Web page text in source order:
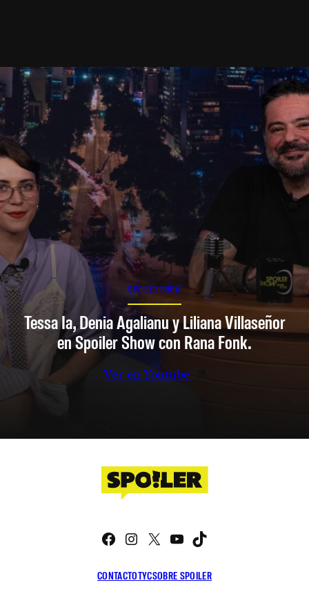
SPOILER SHOW
Tessa Ia, Denia Agalianu y Liliana Villaseñor
en Spoiler Show con Rana Fonk.
Ver en Youtube
CONTACTOTYCSOBRE SPOILER
Facebook
Instagram
X YouTube